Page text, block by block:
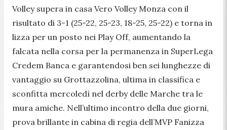
Volley supera in casa Vero Volley Monza con il
risultato di 3-1 (25-22, 25-23, 18-25, 25-22) e torna in
lizza per un posto nei Play Off, aumentando la
falcata nella corsa per la permanenza in SuperLega
Credem Banca e garantendosi ben sei lunghezze di
vantaggio su Grottazzolina, ultima in classifica e
sconfitta mercoledì nel derby delle Marche tra le
mura amiche. Nell’ultimo incontro della due giorni,
prova brillante in cabina di regia dell’MVP Fanizza